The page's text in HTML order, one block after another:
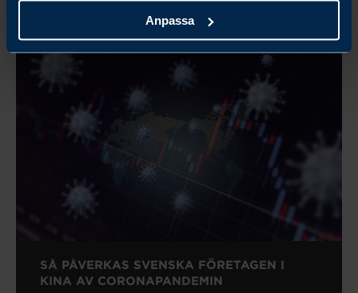
Anpassa
SÅ PÅVERKAS SVENSKA FÖRETAGEN I
KINA AV CORONAPANDEMIN